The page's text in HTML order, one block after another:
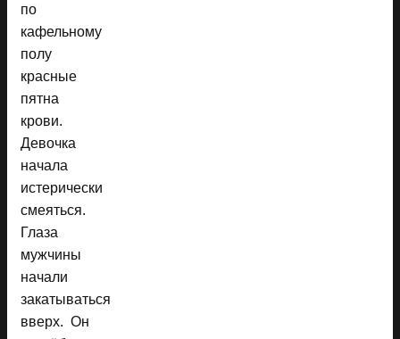
по
кафельному
полу
красные
пятна
крови.
Девочка
начала
истерически
смеяться.
Глаза
мужчины
начали
закатываться
вверх. Он